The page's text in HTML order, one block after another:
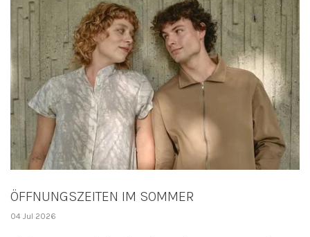
ÖFFNUNGSZEITEN IM SOMMER
04 Jul 2026